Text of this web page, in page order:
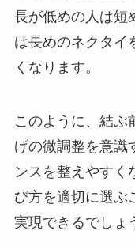
長が低めの人は短
は長めのネクタイ
くなります。
このように、結ぶ
げの微調整を意識
ンスを整えやすく
び方を適切に選ぶ
実現できるでしょ